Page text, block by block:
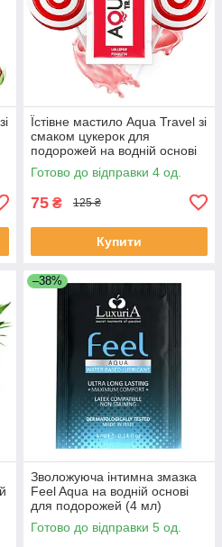
Їстівне мастило Aqua Travel зі
смаком цукерок для
подорожей на водній основі
(6 мл)
Готово до відправки 4 од.
75 ₴ 125 ₴
Купити
–38%
Зволожуюча інтимна змазка
Feel Aqua на водній основі
для подорожей (4 мл)
Готово до відправки 5 од.